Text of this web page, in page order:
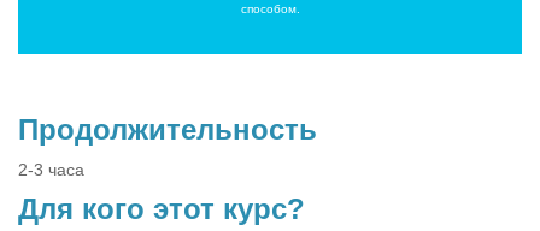
способом.
Продолжительность
2-3 часа
Для кого этот курс?